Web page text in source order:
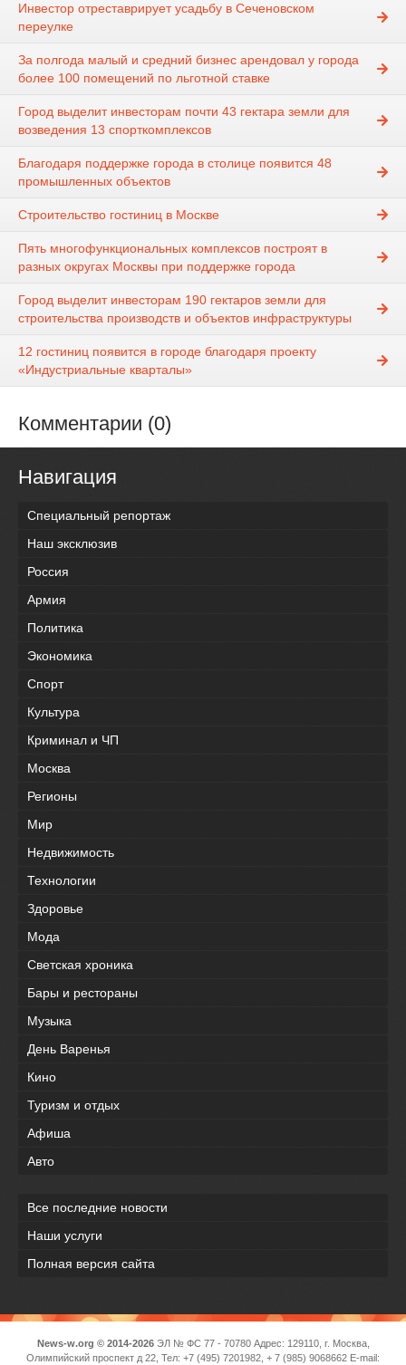
Инвестор отреставрирует усадьбу в Сеченовском
переулке
За полгода малый и средний бизнес арендовал у города
более 100 помещений по льготной ставке
Город выделит инвесторам почти 43 гектара земли для
возведения 13 спорткомплексов
Благодаря поддержке города в столице появится 48
промышленных объектов
Строительство гостиниц в Москве
Пять многофункциональных комплексов построят в
разных округах Москвы при поддержке города
Город выделит инвесторам 190 гектаров земли для
строительства производств и объектов инфраструктуры
12 гостиниц появится в городе благодаря проекту
«Индустриальные кварталы»
Комментарии (0)
Навигация
Специальный репортаж
Наш эксклюзив
Россия
Армия
Политика
Экономика
Спорт
Культура
Криминал и ЧП
Москва
Регионы
Мир
Недвижимость
Технологии
Здоровье
Мода
Светская хроника
Бары и рестораны
Музыка
День Варенья
Кино
Туризм и отдых
Афиша
Авто
Все последние новости
Наши услуги
Полная версия сайта
News-w.org © 2014-2026ЭЛ № ФС 77 - 70780 Адрес: 129110, г. Москва,
Олимпийский проспект д 22, Тел: +7 (495) 7201982, + 7 (985) 9068662 E-mail: